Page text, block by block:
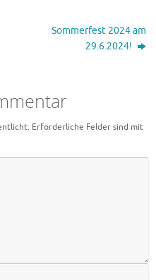
Sommerfest 2024 am
29.6.2024!
Erforderliche Felder sind mit